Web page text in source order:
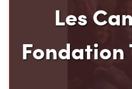
Fondation